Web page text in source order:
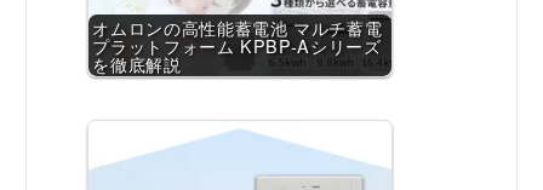
オムロンの高性能蓄電池 マルチ蓄電
プラットフォーム KPBP-Aシリーズ
を徹底解説